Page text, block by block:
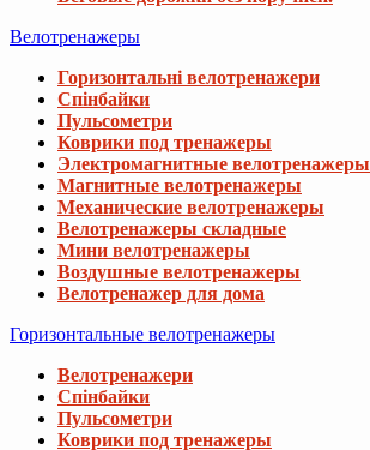
Велотренажеры
Горизонтальні велотренажери
Спінбайки
Пульсометри
Коврики под тренажеры
Электромагнитные велотренажеры
Магнитные велотренажеры
Механические велотренажеры
Велотренажеры складные
Мини велотренажеры
Воздушные велотренажеры
Велотренажер для дома
Горизонтальные велотренажеры
Велотренажери
Спінбайки
Пульсометри
Коврики под тренажеры